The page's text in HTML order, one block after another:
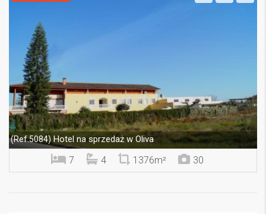
(Ref.5084) Hotel na sprzedaż w Oliva
7 4 1376m² 30